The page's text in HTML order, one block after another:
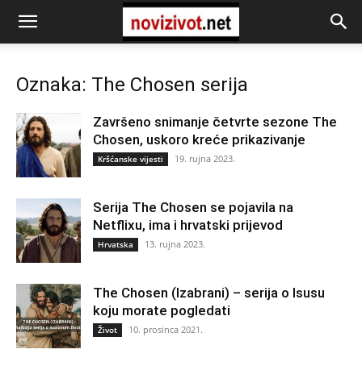
Oznaka: The Chosen serija
Završeno snimanje četvrte sezone The
Chosen, uskoro kreće prikazivanje
Kršćanske vijesti 19. rujna 2023.
Serija The Chosen se pojavila na
Netflixu, ima i hrvatski prijevod
Hrvatska 13. rujna 2023.
The Chosen (Izabrani) – serija o Isusu
koju morate pogledati
Život 10. prosinca 2021.